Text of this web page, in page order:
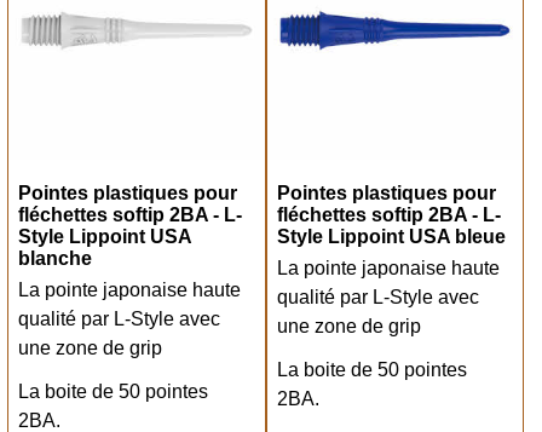
Pointes plastiques pour
fléchettes softip 2BA - L-
Style Lippoint USA
blanche
La pointe japonaise haute
qualité par L-Style avec
une zone de grip
La boite de 50 pointes
2BA.
Pointes plastiques pour
fléchettes softip 2BA - L-
Style Lippoint USA bleue
La pointe japonaise haute
qualité par L-Style avec
une zone de grip
La boite de 50 pointes
2BA.